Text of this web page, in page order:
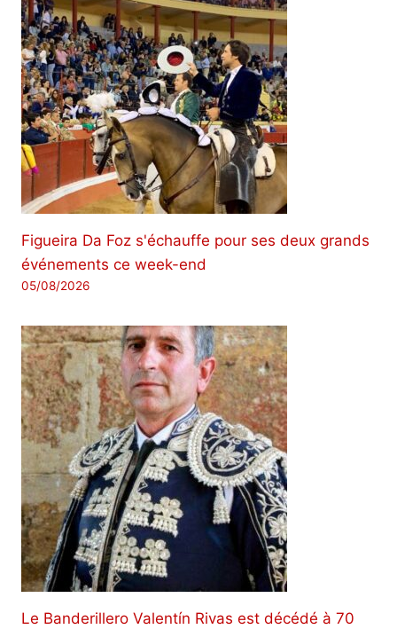
Figueira Da Foz s'échauffe pour ses deux grands
événements ce week-end
05/08/2026
Le Banderillero Valentín Rivas est décédé à 70